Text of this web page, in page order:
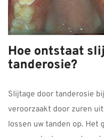
Hoe ontstaat
tanderosie?
Slijtage door tanderosie
veroorzaakt door zuren
lossen uw tanden op. Het